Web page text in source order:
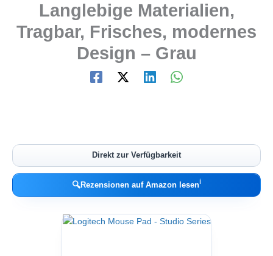
Langlebige Materialien,
Tragbar, Frisches, modernes
Design – Grau
Direkt zur Verfügbarkeit
🔍Rezensionen auf Amazon lesenℹ︎